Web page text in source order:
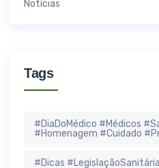
Notícias
Tags
#DiaDoMédico #Médicos
#Homenagem #Cuidado
#Dicas